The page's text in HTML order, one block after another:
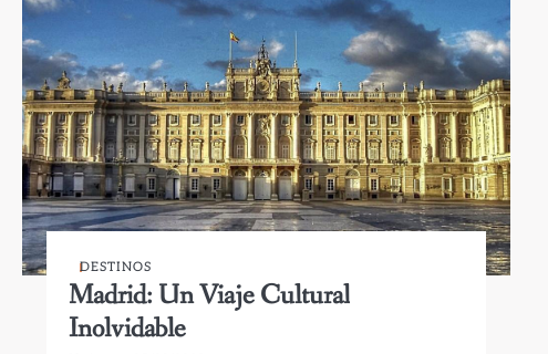
DESTINOS
Madrid: Un Viaje Cultural
Inolvidable